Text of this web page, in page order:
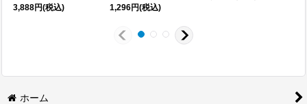
3,888円(税込) 1,296円(税込)
ホーム